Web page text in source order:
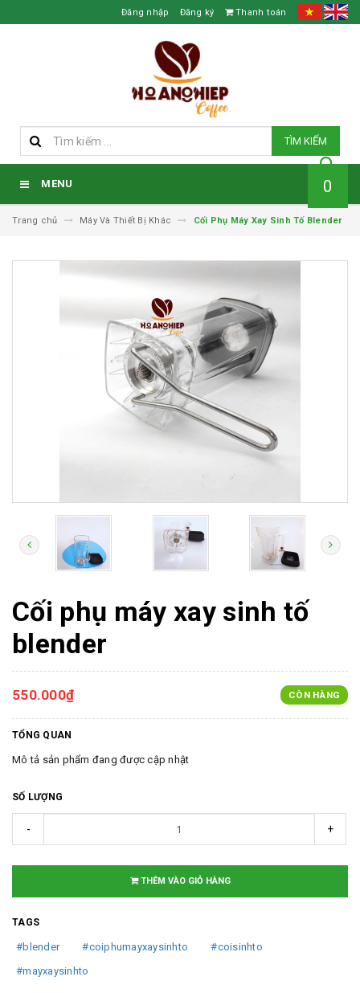
Đăng nhập Đăng ký Thanh toán
TÌM KIẾM
MENU 0
Trang chủ Máy Và Thiết Bị Khác Cối Phụ Máy Xay Sinh Tố Blender
Cối phụ máy xay sinh tố
blender
550.000₫ CÒN HÀNG
TỔNG QUAN
Mô tả sản phẩm đang được cập nhật
SỐ LƯỢNG
- +
THÊM VÀO GIỎ HÀNG
TAGS
#blender #coiphumayxaysinhto
#coisinhto
#mayxaysinhto